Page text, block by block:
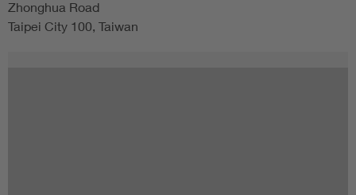
Zhonghua Road
Taipei City 100, Taiwan